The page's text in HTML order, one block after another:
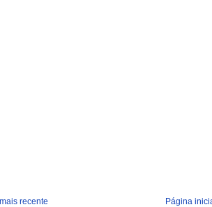
recente Página